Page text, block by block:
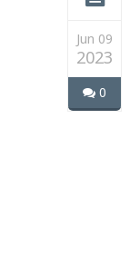
Jun 09
2023
0